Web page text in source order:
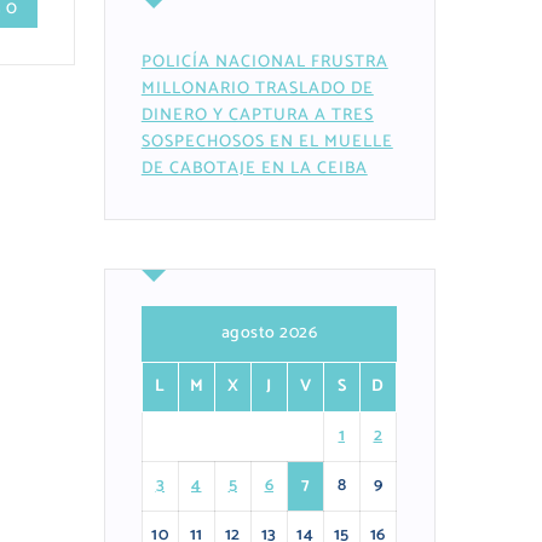
0
POLICÍA NACIONAL FRUSTRA
MILLONARIO TRASLADO DE
DINERO Y CAPTURA A TRES
SOSPECHOSOS EN EL MUELLE
DE CABOTAJE EN LA CEIBA
agosto 2026
L
M X J V S
D
1
2
3
4 5 6 7 8
9
10
11 12 13 14 15
16